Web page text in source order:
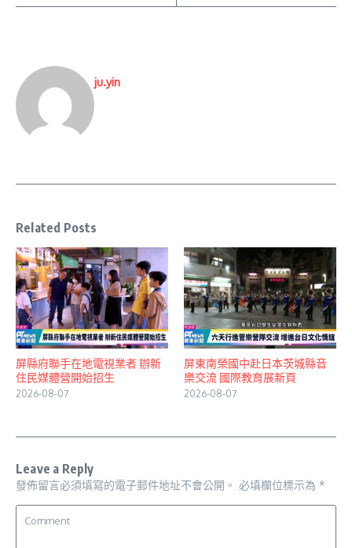
ju.yin
Related Posts
屏縣府聯手在地電視業者 辦新
住民媒體營開始招生
2026-08-07
屏東南榮國中赴日本茨城縣音
樂交流 國際教育展新頁
2026-08-07
Leave a Reply
發佈留言必須填寫的電子郵件地址不會公開。 必填欄位標示為 *